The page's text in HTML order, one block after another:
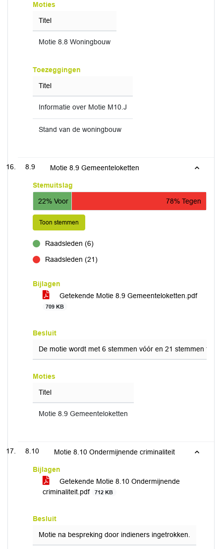
Moties
Titel
Motie 8.8 Woningbouw
Toezeggingen
Titel
Informatie over Motie M10.J
Stand van de woningbouw
8.9 Motie 8.9 Gemeenteloketten
Stemuitslag
22% Voor
78% Tegen
Toon stemmen
Raadsleden (6)
Raadsleden (21)
Bijlagen
Getekende Motie 8.9 Gemeenteloketten.pdf
709 KB
Besluit
De motie wordt met 6 stemmen vóór en 21 stemmen
Moties
Titel
Motie 8.9 Gemeenteloketten
8.10 Motie 8.10 Ondermijnende criminaliteit
Bijlagen
Getekende Motie 8.10 Ondermijnende
criminaliteit.pdf
712 KB
Besluit
Motie na bespreking door indieners ingetrokken.